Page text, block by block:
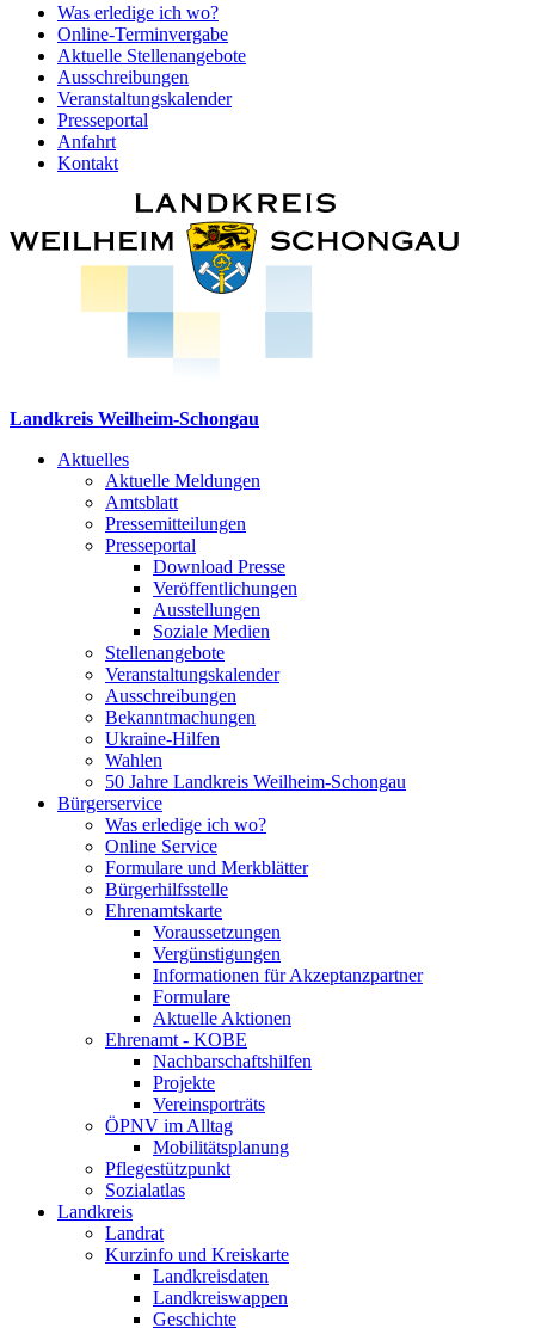
Was erledige ich wo?
Online-Terminvergabe
Aktuelle Stellenangebote
Ausschreibungen
Veranstaltungskalender
Presseportal
Anfahrt
Kontakt
Landkreis Weilheim-Schongau
Aktuelles
Aktuelle Meldungen
Amtsblatt
Pressemitteilungen
Presseportal
Download Presse
Veröffentlichungen
Ausstellungen
Soziale Medien
Stellenangebote
Veranstaltungskalender
Ausschreibungen
Bekanntmachungen
Ukraine-Hilfen
Wahlen
50 Jahre Landkreis Weilheim-Schongau
Bürgerservice
Was erledige ich wo?
Online Service
Formulare und Merkblätter
Bürgerhilfsstelle
Ehrenamtskarte
Voraussetzungen
Vergünstigungen
Informationen für Akzeptanzpartner
Formulare
Aktuelle Aktionen
Ehrenamt - KOBE
Nachbarschaftshilfen
Projekte
Vereinsporträts
ÖPNV im Alltag
Mobilitätsplanung
Pflegestützpunkt
Sozialatlas
Landkreis
Landrat
Kurzinfo und Kreiskarte
Landkreisdaten
Landkreiswappen
Geschichte